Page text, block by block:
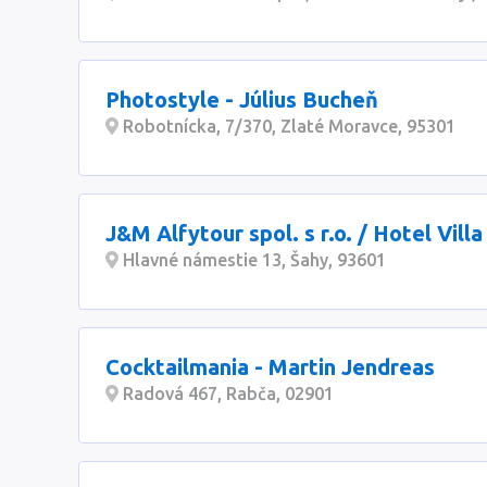
Photostyle - Július Bucheň
Robotnícka, 7/370, Zlaté Moravce, 95301
J&M Alfytour spol. s r.o. / Hotel Villa
Hlavné námestie 13, Šahy, 93601
Cocktailmania - Martin Jendreas
Radová 467, Rabča, 02901